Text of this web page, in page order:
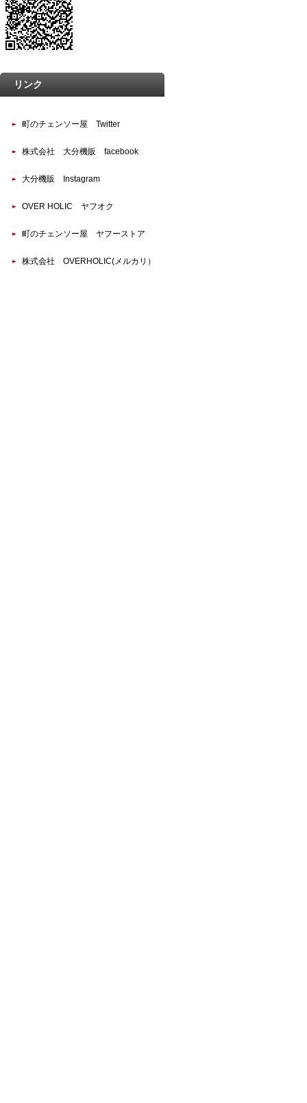
リンク
町のチェンソー屋 Twitter
株式会社 大分機販 facebook
大分機販 Instagram
OVER HOLIC ヤフオク
町のチェンソー屋 ヤフーストア
株式会社 OVERHOLIC(メルカリ）